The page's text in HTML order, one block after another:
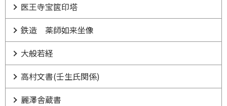
医王寺宝篋印塔
鉄造 薬師如来坐像
大般若経
高村文書(壬生氏関係)
麗澤舎蔵書